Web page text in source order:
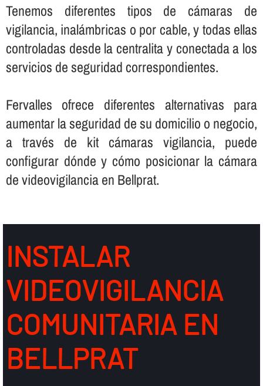
Tenemos diferentes tipos de cámaras de
vigilancia, inalámbricas o por cable, y todas ellas
controladas desde la centralita y conectada a los
servicios de seguridad correspondientes.
Fervalles ofrece diferentes alternativas para
aumentar la seguridad de su domicilio o negocio,
a través de kit cámaras vigilancia, puede
configurar dónde y cómo posicionar la cámara
de videovigilancia en Bellprat.
INSTALAR
VIDEOVIGILANCIA
COMUNITARIA EN
BELLPRAT